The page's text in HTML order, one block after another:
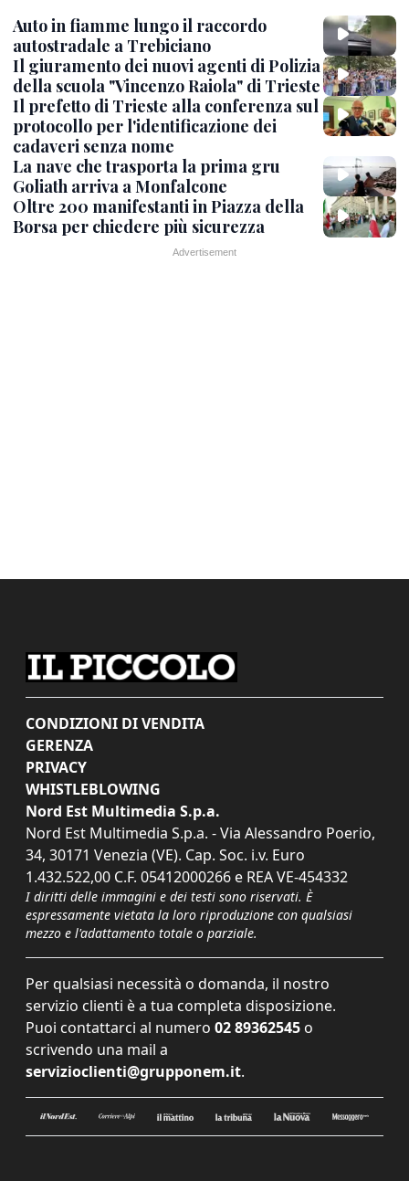
Auto in fiamme lungo il raccordo
autostradale a Trebiciano
Il giuramento dei nuovi agenti di Polizia
della scuola "Vincenzo Raiola" di Trieste
Il prefetto di Trieste alla conferenza sul
protocollo per l'identificazione dei
cadaveri senza nome
La nave che trasporta la prima gru
Goliath arriva a Monfalcone
Oltre 200 manifestanti in Piazza della
Borsa per chiedere più sicurezza
CONDIZIONI DI VENDITA
GERENZA
PRIVACY
WHISTLEBLOWING
Nord Est Multimedia S.p.a.
Nord Est Multimedia S.p.a. - Via Alessandro Poerio,
34, 30171 Venezia (VE). Cap. Soc. i.v. Euro
1.432.522,00 C.F. 05412000266 e REA VE-454332
I diritti delle immagini e dei testi sono riservati. È
espressamente vietata la loro riproduzione con qualsiasi
mezzo e l'adattamento totale o parziale.
Per qualsiasi necessità o domanda, il nostro
servizio clienti è a tua completa disposizione.
Puoi contattarci al numero 02 89362545 o
scrivendo una mail a
servizioclienti@grupponem.it.